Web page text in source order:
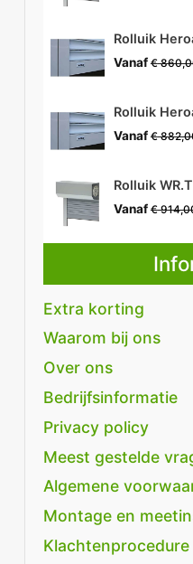
Rolluik
Vanaf €
Rolluik
Vanaf €
Rolluik
Vanaf €
Extra korting
Waarom bij ons
Over ons
Bedrijfsinformatie
Privacy policy
Meest gestelde
Algemene
Montage en
Klachtenprocedure